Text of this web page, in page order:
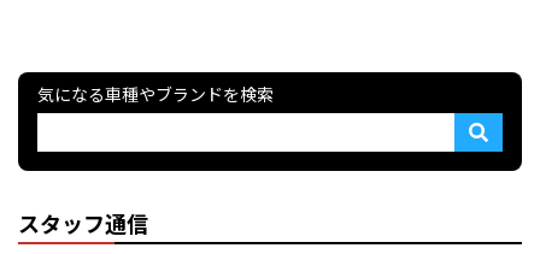
気になる車種やブランドを検索
スタッフ通信